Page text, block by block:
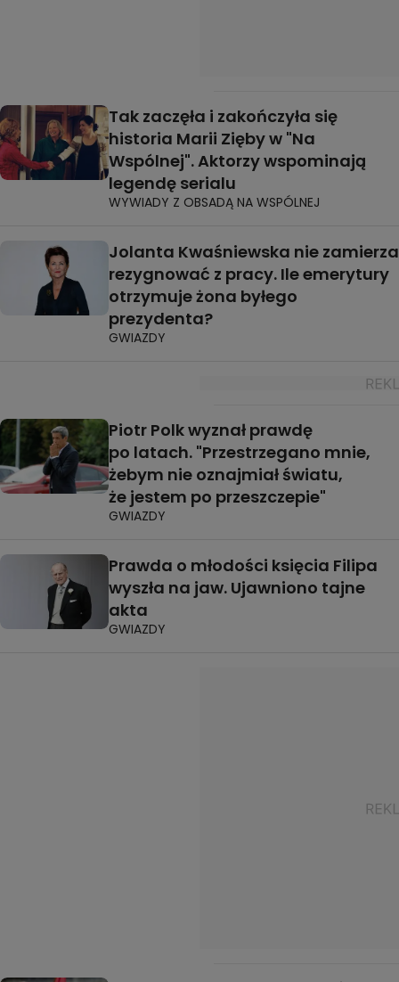
Tak zaczęła i zakończyła się
historia Marii Zięby w "Na
Wspólnej". Aktorzy wspominają
legendę serialu
WYWIADY Z OBSADĄ NA WSPÓLNEJ
Jolanta Kwaśniewska nie zamierza
rezygnować z pracy. Ile emerytury
otrzymuje żona byłego
prezydenta?
GWIAZDY
Piotr Polk wyznał prawdę
po latach. "Przestrzegano mnie,
żebym nie oznajmiał światu,
że jestem po przeszczepie"
GWIAZDY
Prawda o młodości księcia Filipa
wyszła na jaw. Ujawniono tajne
akta
GWIAZDY